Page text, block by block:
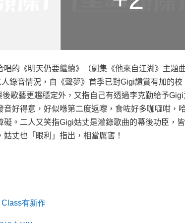
唱的《明天仍要繼續》（劇集《他來自江湖》主題曲
錄音情況，自《聲夢》首季已對Gigi讚賞有加的校
後歌藝更趨穩定外，又指自己有透過李克勤給予Gigi
好得意，好似喺第二度返嚟，食咗好多咖喱咁，
礙。二人又笑指Gigi姑丈是灌錄歌曲的幕後功臣，皆
丈也「眼利」指出，相當厲害！
Class有新作